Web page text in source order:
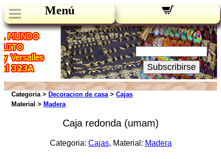
Menú
Novedades:
Su Email:
Subscribirse
Categoria > Decoracion de casa> Cajas
Material > Madera
Caja redonda (umam)
Categoria: Cajas, Material: Madera